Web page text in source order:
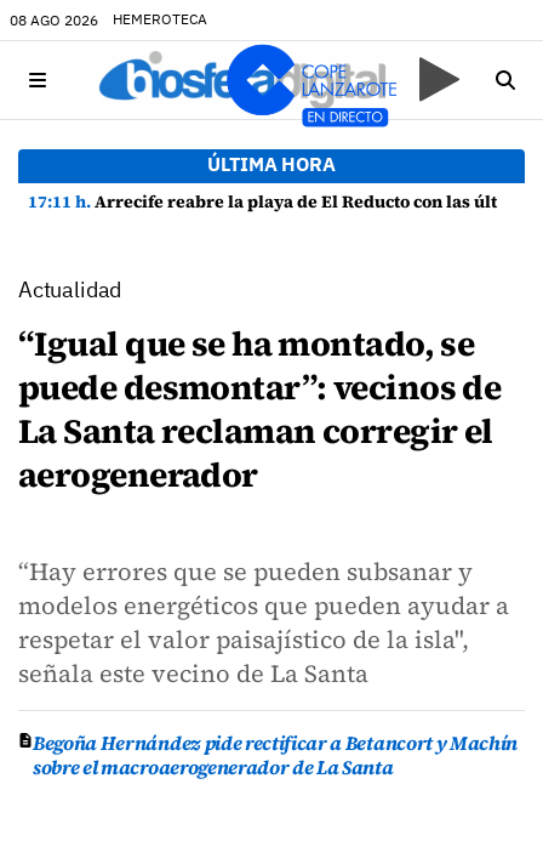
08 AGO 2026 HEMEROTECA
ÚLTIMA HORA
17:11 h.Arrecife reabre la playa de El Reducto con las últimas analíticas mostrando "una buena calidad de las aguas para el baño"
Actualidad
“Igual que se ha montado, se
puede desmontar”: vecinos de
La Santa reclaman corregir el
aerogenerador
“Hay errores que se pueden subsanar y
modelos energéticos que pueden ayudar a
respetar el valor paisajístico de la isla",
señala este vecino de La Santa
Begoña Hernández pide rectificar a Betancort y Machín
sobre el macroaerogenerador de La Santa